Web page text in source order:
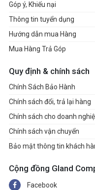
Góp ý, Khiếu nại
Thông tin tuyển dụng
Hướng dẫn mua Hàng
Mua Hàng Trả Góp
Quy định & chính sách
Chính Sách Bảo Hành
Chính sách đổi, trả lại hàng
Chính sách cho doanh
Chính sách vận chuyển
Bảo mật thông tin khách
Cộng đồng Gland
Facebook